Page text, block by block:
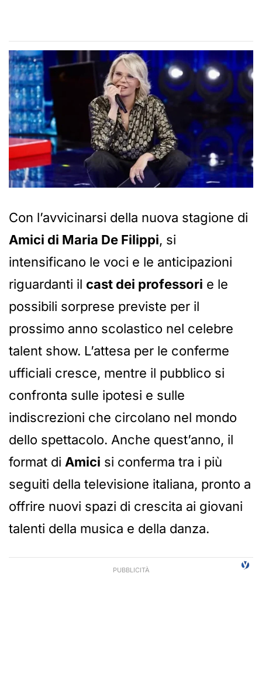
Con l’avvicinarsi della nuova stagione di
Amici di Maria De Filippi, si
intensificano le voci e le anticipazioni
riguardanti il cast dei professori e le
possibili sorprese previste per il
prossimo anno scolastico nel celebre
talent show. L’attesa per le conferme
ufficiali cresce, mentre il pubblico si
confronta sulle ipotesi e sulle
indiscrezioni che circolano nel mondo
dello spettacolo. Anche quest’anno, il
format di Amici si conferma tra i più
seguiti della televisione italiana, pronto a
offrire nuovi spazi di crescita ai giovani
talenti della musica e della danza.